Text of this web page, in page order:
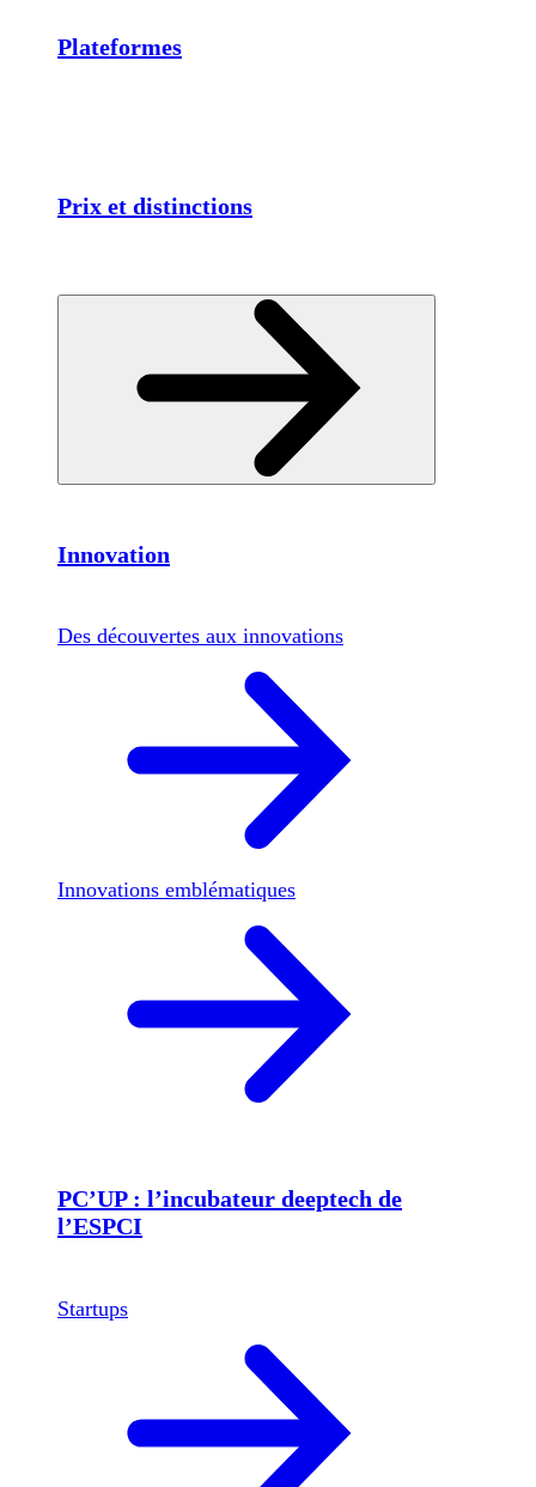
Plateformes
Prix et distinctions
Innovation
Des découvertes aux innovations
Innovations emblématiques
PC’UP : l’incubateur deeptech de
l’ESPCI
Startups